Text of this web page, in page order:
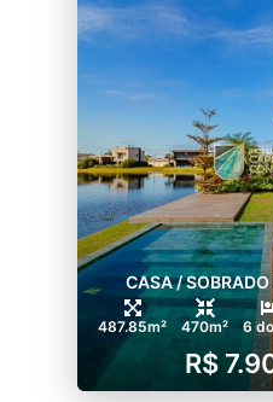
CASA /
487.85m² 470m² 6
R$